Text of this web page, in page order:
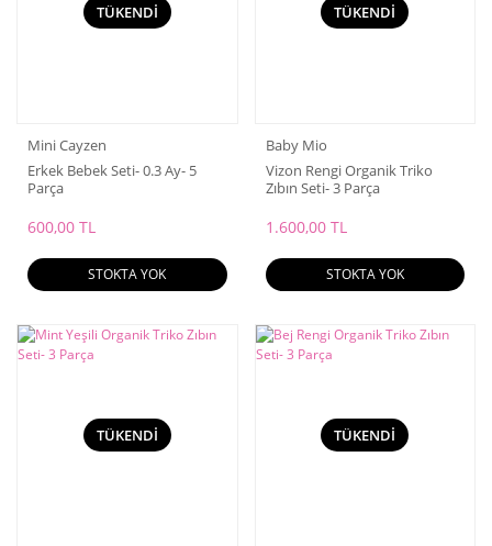
TÜKENDİ
Mini Cayzen
Erkek Bebek Seti- 0.3 Ay- 5
Parça
600,00 TL
STOKTA YOK
TÜKENDİ
Baby Mio
Vizon Rengi Organik Triko
Zıbın Seti- 3 Parça
1.600,00 TL
STOKTA YOK
TÜKENDİ TÜKENDİ